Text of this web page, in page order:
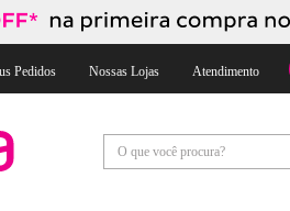
Pedidos Nossas Lojas Atendimento